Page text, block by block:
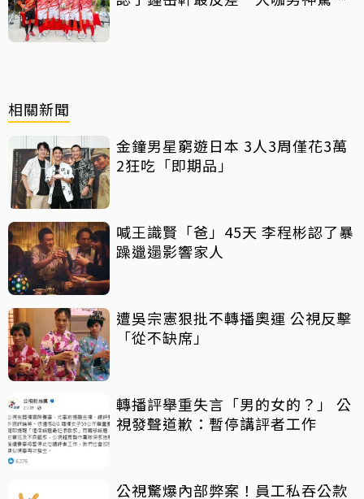
相關新聞
金鐘男星窮遊日本 3人3周僅花3萬
2狂吃「即期品」
喊王識賢「爸」45天 李程彬認了暴
躁邋遢影響家人
遭吳宗憲狠批不轉播奧運 公視反擊
「從不缺席」
轉播評舉重失言「男的女的？」 公
視發聲道歉：暫停講評者工作
公視驚爆內部弊案！員工私吞公款